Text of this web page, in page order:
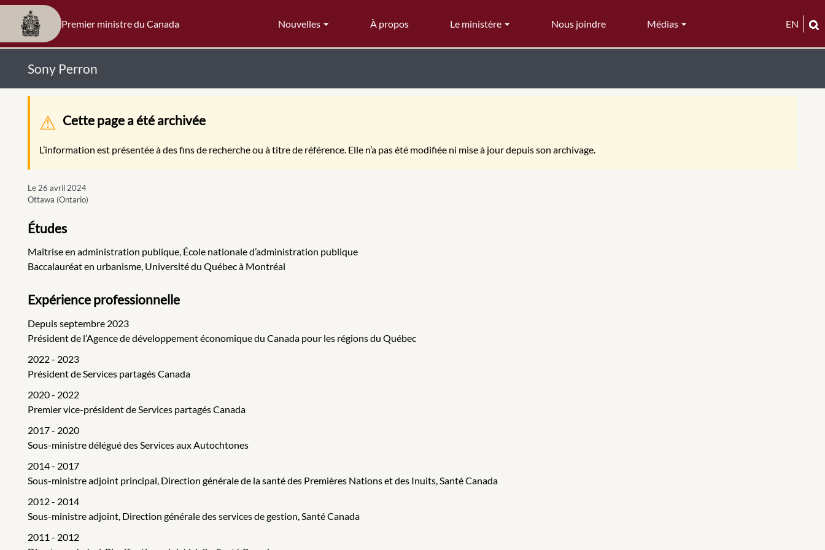
Premier ministre du Canada Nouvelles À propos Le ministère Nous joindre Médias EN
Sony Perron
Message d'avertissement
Cette page a été archivée
L’information est présentée à des fins de recherche ou à titre de référence. Elle n’a pas été modifiée ni mise à jour depuis son archivage.
Le 26 avril 2024
Ottawa (Ontario)
Études
Maîtrise en administration publique, École nationale d’administration publique
Baccalauréat en urbanisme, Université du Québec à Montréal
Expérience professionnelle
Depuis septembre 2023
Président de l’Agence de développement économique du Canada pour les régions du Québec
2022 - 2023
Président de Services partagés Canada
2020 - 2022
Premier vice-président de Services partagés Canada
2017 - 2020
Sous-ministre délégué des Services aux Autochtones
2014 - 2017
Sous-ministre adjoint principal, Direction générale de la santé des Premières Nations et des Inuits, Santé Canada
2012 - 2014
Sous-ministre adjoint, Direction générale des services de gestion, Santé Canada
2011 - 2012